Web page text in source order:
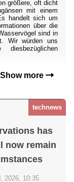
größere, oft dicht
mit einem
handelt sich um
über die
sind in
Wir würden uns
Show more
technews
has
now remain
2026, 10:35